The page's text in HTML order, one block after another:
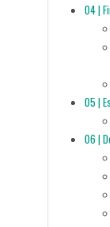
04 |
05 |
06 |